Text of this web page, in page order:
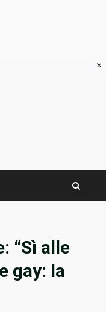
“Sì alle
gay: la
×